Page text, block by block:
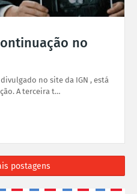
no
no site da IGN , está
A terceira t…
postagens